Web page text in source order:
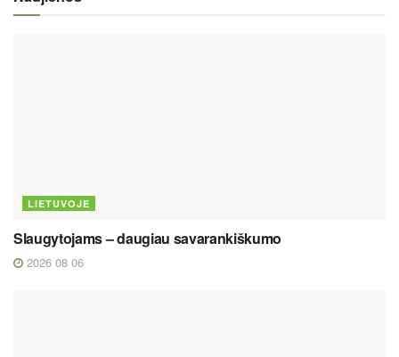
LIETUVOJE
Slaugytojams – daugiau savarankiškumo
2026 08 06